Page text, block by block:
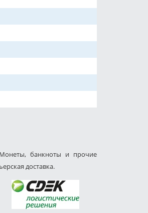
Монеты, банкноты и прочие
доставка.